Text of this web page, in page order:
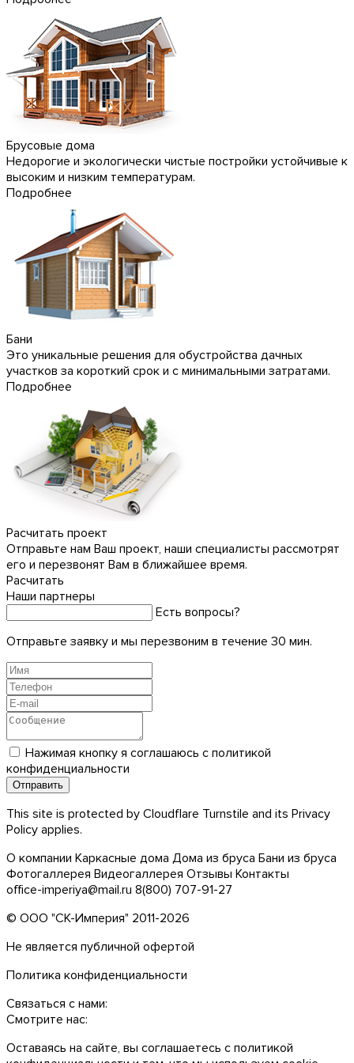
Брусовые дома
Недорогие и экологически чистые постройки устойчивые к
высоким и низким температурам.
Подробнее
Бани
Это уникальные решения для обустройства дачных
участков за короткий срок и с минимальными затратами.
Подробнее
Расчитать проект
Отправьте нам Ваш проект, наши специалисты рассмотрят
его и перезвонят Вам в ближайшее время.
Расчитать
Наши партнеры
Есть вопросы?
Отправьте заявку и мы перезвоним в течение 30 мин.
Нажимая кнопку я соглашаюсь с политикой
конфиденциальности
This site is protected by Cloudflare Turnstile and its Privacy
Policy applies.
О компании Каркасные дома Дома из бруса Бани из бруса
Фотогаллерея Видеогаллерея Отзывы Контакты
office-imperiya@mail.ru 8(800) 707-91-27
© ООО "СК-Империя" 2011-2026
Не является публичной офертой
Политика конфиденциальности
Связаться с нами:
Смотрите нас:
Оставаясь на сайте, вы соглашаетесь с политикой